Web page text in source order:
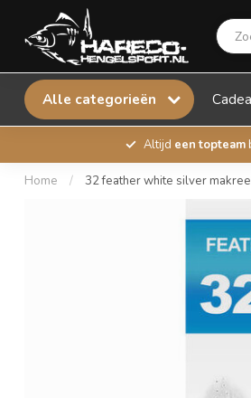
Alle categorieën
Altijd een topteam
Home / 32 feather white silver